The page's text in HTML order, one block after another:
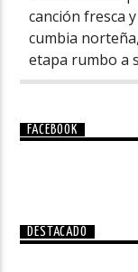
canción fresca
cumbia
etapa rumbo a
FACEBOOK
DESTACADO